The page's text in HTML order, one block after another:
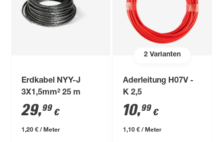
Erdkabel NYY-J
3X1,5mm² 25 m
29,99 €
1,20 € / Meter
2Varianten
Aderleitung H07V -
K 2,5
10,99 €
1,10 € / Meter